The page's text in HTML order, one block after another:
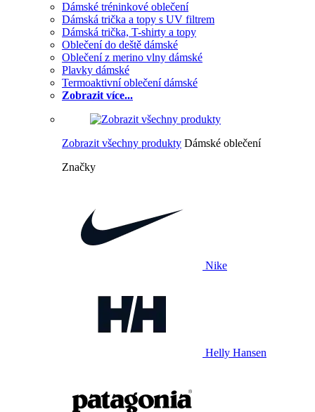
Dámské tréninkové oblečení
Dámská trička a topy s UV filtrem
Dámská trička, T-shirty a topy
Oblečení do deště dámské
Oblečení z merino vlny dámské
Plavky dámské
Termoaktivní oblečení dámské
Zobrazit více...
Zobrazit všechny produkty Dámské oblečení
Značky
Nike
Helly Hansen